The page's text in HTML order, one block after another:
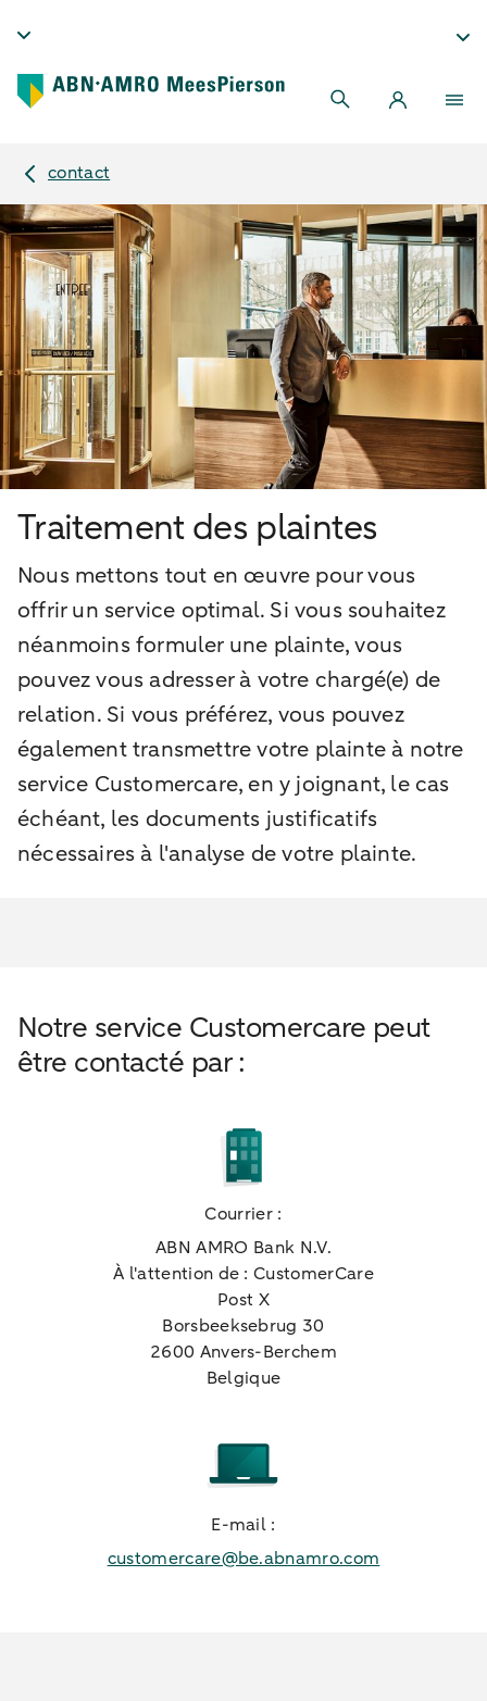
contact
Traitement des plaintes
Nous mettons tout en œuvre pour vous
offrir un service optimal. Si vous souhaitez
néanmoins formuler une plainte, vous
pouvez vous adresser à votre chargé(e) de
relation. Si vous préférez, vous pouvez
également transmettre votre plainte à notre
service Customercare, en y joignant, le cas
échéant, les documents justificatifs
nécessaires à l'analyse de votre plainte.
Notre service Customercare peut
être contacté par :
Courrier :
ABN AMRO Bank N.V.
À l'attention de : CustomerCare
Post X
Borsbeeksebrug 30
2600 Anvers-Berchem
Belgique
E-mail :
customercare@be.abnamro.com